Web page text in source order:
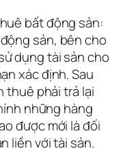
bất động sản:
sản, bên cho
dụng tài sản cho
xác định. Sau
thuê phải trả lại
những hàng
được mới là đối
liền với tài sản.